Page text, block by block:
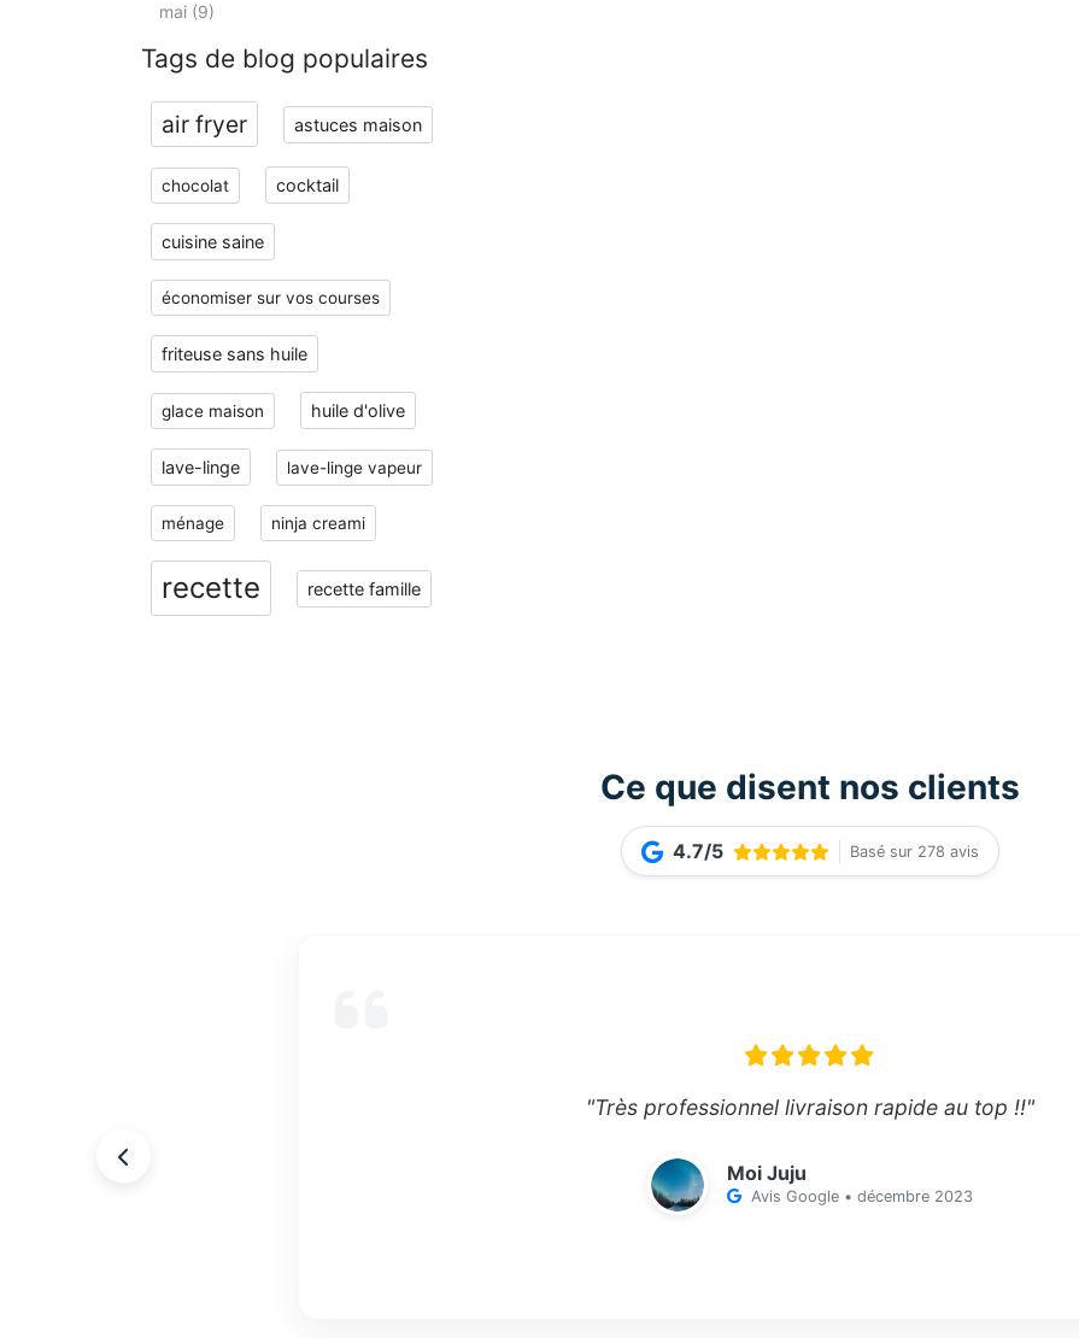
mai (9)
Tags de blog populaires
air fryer astuces maison
chocolat cocktail
cuisine saine
économiser sur vos courses
friteuse sans huile
glace maison huile d'olive
lave-linge lave-linge vapeur
ménage ninja creami
recette recette famille
Ce que disent nos clients
4.7/5 Basé sur 278 avis
"Très professionnel livraison rapide au top !!"
Moi Juju
Avis Google • décembre 2023